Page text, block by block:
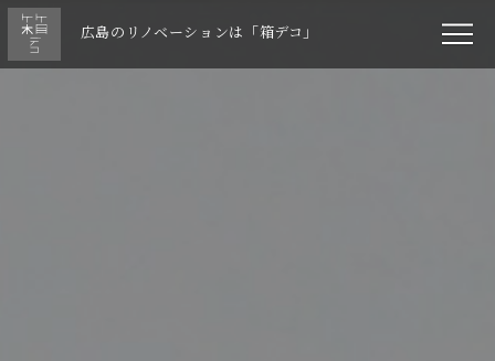
広島のリノベーションは「箱デコ」